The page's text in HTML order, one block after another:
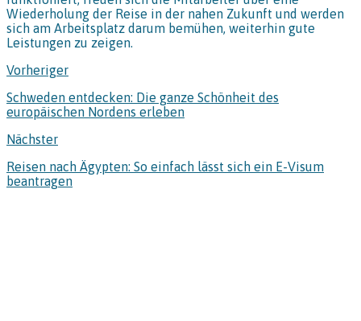
Wiederholung der Reise in der nahen Zukunft und werden
sich am Arbeitsplatz darum bemühen, weiterhin gute
Leistungen zu zeigen.
Vorheriger
Schweden entdecken: Die ganze Schönheit des
europäischen Nordens erleben
Nächster
Reisen nach Ägypten: So einfach lässt sich ein E-Visum
beantragen